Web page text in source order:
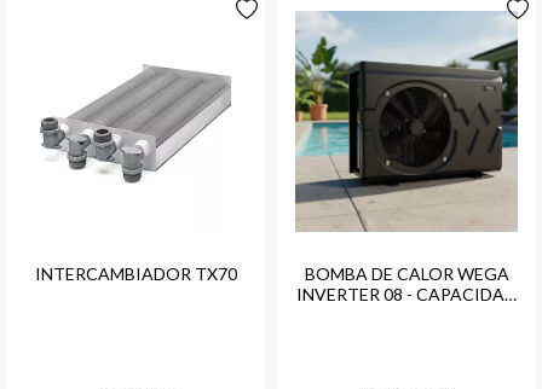
INTERCAMBIADOR TX70
BOMBA DE CALOR WEGA
INVERTER 08 - CAPACIDAD